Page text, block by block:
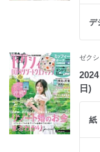
デ
ゼク
日)
紙